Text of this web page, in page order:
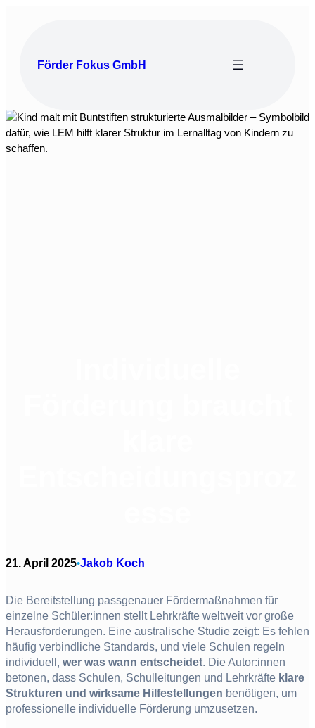
Förder Fokus GmbH
21. April 2025•Jakob Koch
Die Bereitstellung passgenauer Fördermaßnahmen für
einzelne Schüler:innen stellt Lehrkräfte weltweit vor große
Herausforderungen. Eine australische Studie zeigt: Es fehlen
häufig verbindliche Standards, und viele Schulen regeln
individuell, wer was wann entscheidet. Die Autor:innen
betonen, dass Schulen, Schulleitungen und Lehrkräfte klare
Strukturen und wirksame Hilfestellungen benötigen, um
professionelle individuelle Förderung umzusetzen.